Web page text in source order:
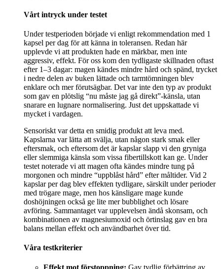
Vårt intryck under testet
Under testperioden började vi enligt rekommendation med 1
kapsel per dag för att känna in toleransen. Redan här
upplevde vi att produkten hade en märkbar, men inte
aggressiv, effekt. För oss kom den tydligaste skillnaden oftast
efter 1–3 dagar: magen kändes mindre hård och spänd, trycket
i nedre delen av buken lättade och tarmtömningen blev
enklare och mer förutsägbar. Det var inte den typ av produkt
som gav en plötslig “nu måste jag gå direkt”-känsla, utan
snarare en lugnare normalisering. Just det uppskattade vi
mycket i vardagen.
Sensoriskt var detta en smidig produkt att leva med.
Kapslarna var lätta att svälja, utan någon stark smak eller
eftersmak, och eftersom det är kapslar slapp vi den gryniga
eller slemmiga känsla som vissa fibertillskott kan ge. Under
testet noterade vi att magen ofta kändes mindre tung på
morgonen och mindre “uppblåst hård” efter måltider. Vid 2
kapslar per dag blev effekten tydligare, särskilt under perioder
med trögare mage, men hos känsligare mage kunde
doshöjningen också ge lite mer bubblighet och lösare
avföring. Sammantaget var upplevelsen ändå skonsam, och
kombinationen av magnesiumoxid och örtinslag gav en bra
balans mellan effekt och användbarhet över tid.
Våra testkriterier
Effekt mot förstoppning: Gav tydlig förbättring av